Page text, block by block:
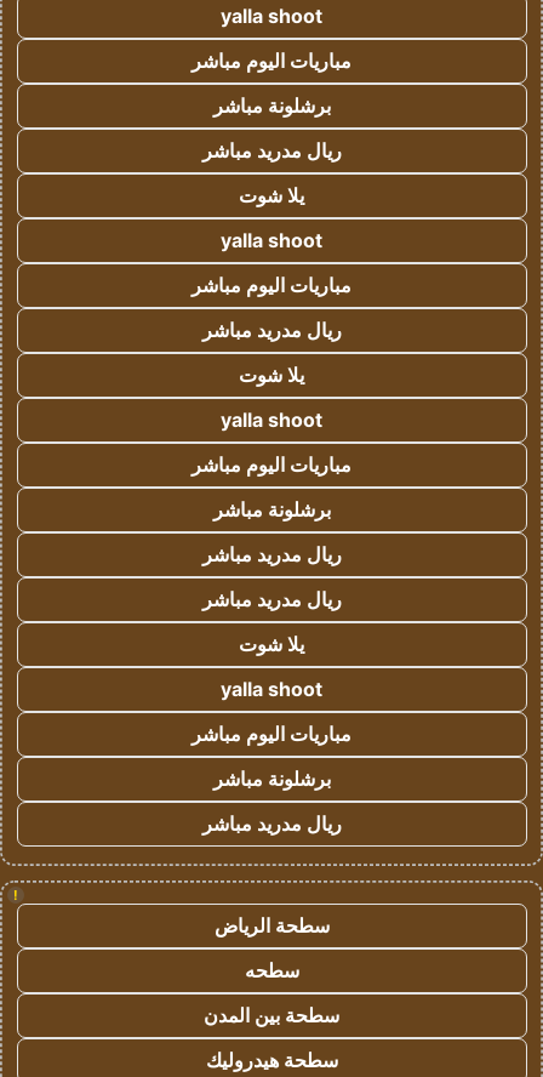
yalla shoot
مباريات اليوم مباشر
برشلونة مباشر
ريال مدريد مباشر
يلا شوت
yalla shoot
مباريات اليوم مباشر
ريال مدريد مباشر
يلا شوت
yalla shoot
مباريات اليوم مباشر
برشلونة مباشر
ريال مدريد مباشر
ريال مدريد مباشر
يلا شوت
yalla shoot
مباريات اليوم مباشر
برشلونة مباشر
ريال مدريد مباشر
!
سطحة الرياض
سطحه
سطحة بين المدن
سطحة هيدروليك